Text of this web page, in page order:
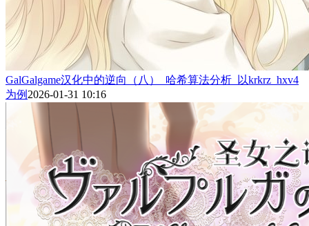
GalGalgame汉化中的逆向（八）_哈希算法分析_以krkrz_hxv4
为例 2026-01-31 10:16